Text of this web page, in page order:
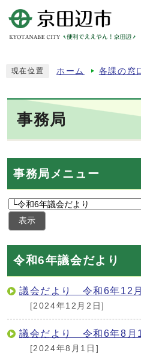
現在位置 ホーム 各課の窓
事務局
事務局メニュー
表示
令和6年議会だより
議会だより 令和6年12
[2024年12月2日]
議会だより 令和6年8月
[2024年8月1日]